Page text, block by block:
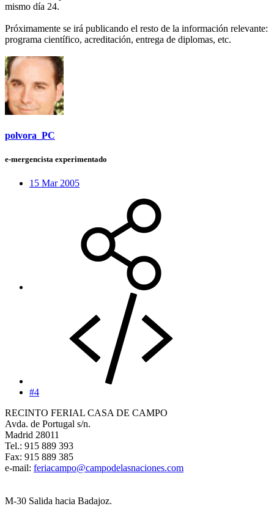
mismo día 24.
Próximamente se irá publicando el resto de la información relevante:
programa científico, acreditación, entrega de diplomas, etc.
polvora_PC
e-mergencista experimentado
15 Mar 2005
#4
RECINTO FERIAL CASA DE CAMPO
Avda. de Portugal s/n.
Madrid 28011
Tel.: 915 889 393
Fax: 915 889 385
e-mail: feriacampo@campodelasnaciones.com
M-30 Salida hacia Badajoz.